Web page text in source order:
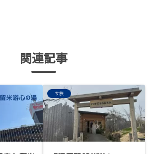
関連記事
サ旅